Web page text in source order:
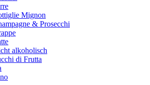
Mignon
& Prosecchi
alkoholisch
di Frutta